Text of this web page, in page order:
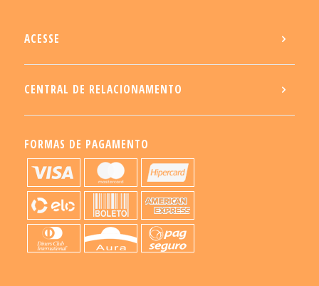
ACESSE
CENTRAL DE RELACIONAMENTO
FORMAS DE PAGAMENTO